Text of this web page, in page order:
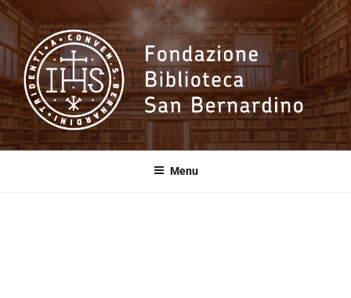
Salta
contenuto
Fondazione
Biblioteca SanMenu